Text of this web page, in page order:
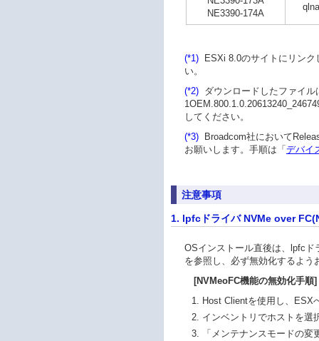
NE3390-174A
(*1)
ESXi 8.0のサイトにリン
い。
(*2)
ダウンロードしたファイ
してください。
(*3)
Broadcom社において
お願いします。手順は「 デバイ
注意事項
1. lpfcドライバ NVMe over
OSインストール直後は、lpfcド
を参照し、必ず無効化するよう
[NVMeoFC機能の無効化手順]
Host Clientを使用し、ESX
インベントリでホストを選
「メンテナンスモードの